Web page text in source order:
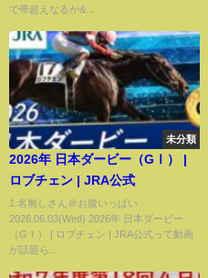
で帯超えなるか&...
未分類
2026年 日本ダービー（GⅠ） |
ロブチェン | JRA公式
1:名無しさん＠お腹いっぱい
2026.06.03(Wed) 2026年 日本ダービー
（GⅠ） | ロブチェン | JRA公式って動画
が話題ら...